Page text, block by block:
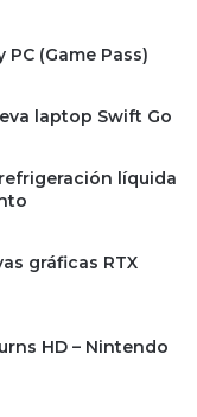
PC (Game Pass)
laptop Swift Go
refrigeración líquida
gráficas RTX
HD – Nintendo